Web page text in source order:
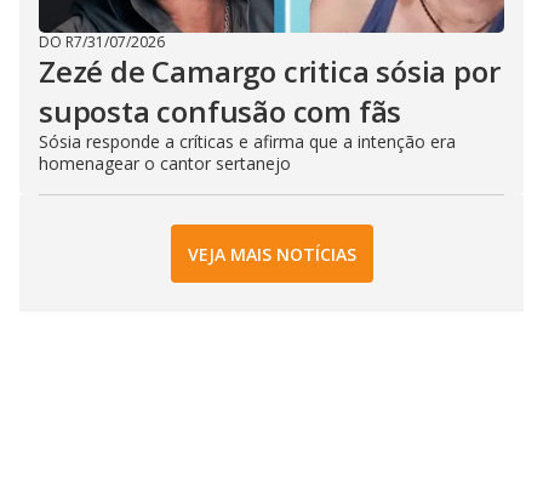
DO R7/31/07/2026
Zezé de Camargo critica sósia por
suposta confusão com fãs
Sósia responde a críticas e afirma que a intenção era
homenagear o cantor sertanejo
VEJA MAIS NOTÍCIAS